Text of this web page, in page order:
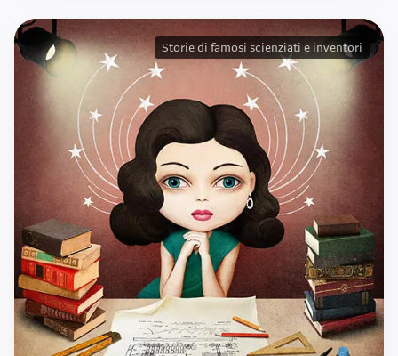
Storie di famosi scienziati e inventori